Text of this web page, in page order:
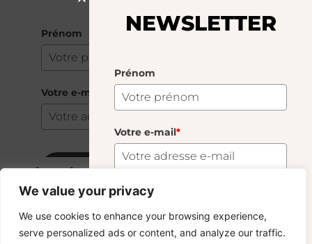
We value your privacy
We use cookies to enhance your browsing experience,
serve personalized ads or content, and analyze our traffic.
Burriera Linea Grande
Prénom
Votre e-mail
S'abonner
Copyright © 2024 – © La Soufflerie.
Toutes les créations, tous les designs et tous les contenus sont
NEWSLETTER
Prénom
Votre e-mail*